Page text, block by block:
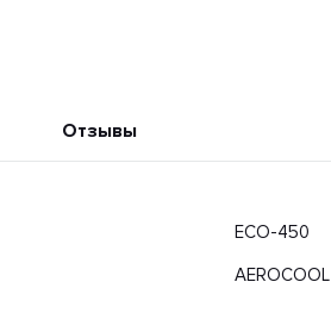
Отзывы
ECO-450
AEROCOOL